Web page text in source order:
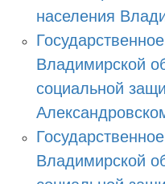
населения
Владимирской
социальной
Владимирской